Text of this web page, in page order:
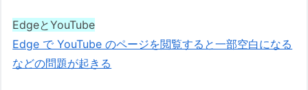
EdgeとYouTube
Edge で YouTube のページを閲覧すると一部空白になる
などの問題が起きる